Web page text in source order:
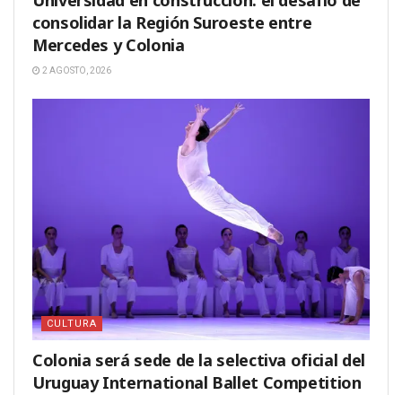
consolidar la Región Suroeste entre
Mercedes y Colonia
2 AGOSTO, 2026
CULTURA
Colonia será sede de la selectiva oficial del
Uruguay International Ballet Competition